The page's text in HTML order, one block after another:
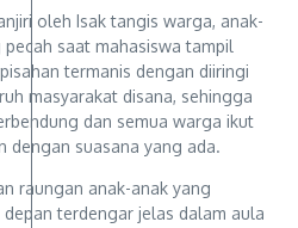
oleh Isak tangis warga, anak-
saat mahasiswa tampil
termanis dengan diiringi
masyarakat disana, sehingga
dan semua warga ikut
dengan suasana yang ada.
raungan anak-anak yang
terdengar jelas dalam aula